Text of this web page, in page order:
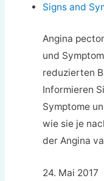
Signs and
Angina
und
reduzierten
Informieren
Symptome
wie sie je
der Angina
24. Mai 2017